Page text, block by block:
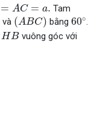
= AC = a. Tam
và (ABC)
( ABC) bằng60∘
60∘.
HB
HB vuông góc với